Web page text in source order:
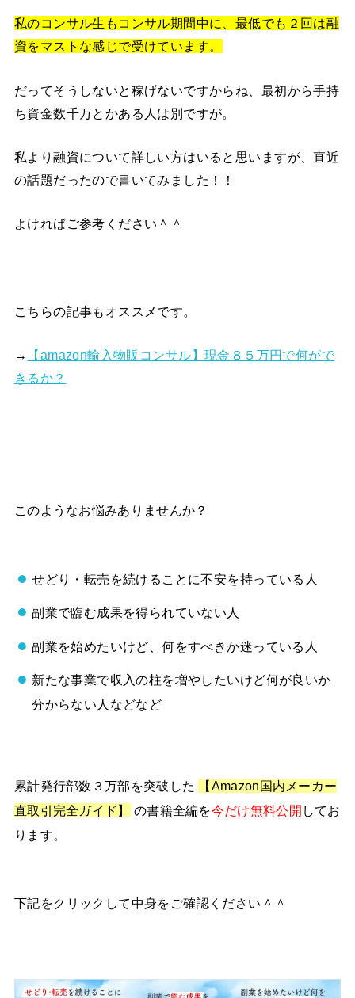
私のコンサル生もコンサル期間中に、最低でも２回は融
資をマストな感じで受けています。
だってそうしないと稼げないですからね、最初から手持
ち資金数千万とかある人は別ですが。
私より融資について詳しい方はいると思いますが、直近
の話題だったので書いてみました！！
よければご参考ください＾＾
こちらの記事もオススメです。
→
【amazon輸入物販コンサル】現金８５万円で何がで
きるか？
このようなお悩みありませんか？
せどり・転売を続けることに不安を持っている人
副業で臨む成果を得られていない人
副業を始めたいけど、何をすべきか迷っている人
新たな事業で収入の柱を増やしたいけど何が良いか
分からない人などなど
累計発行部数３万部を突破した
【Amazon国内メーカー
直取引完全ガイド】
の書籍全編を今だけ無料公開 してお
ります。
下記をクリックして中身をご確認ください＾＾